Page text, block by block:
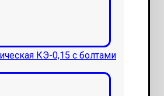
КЭ-0,15 с болтами